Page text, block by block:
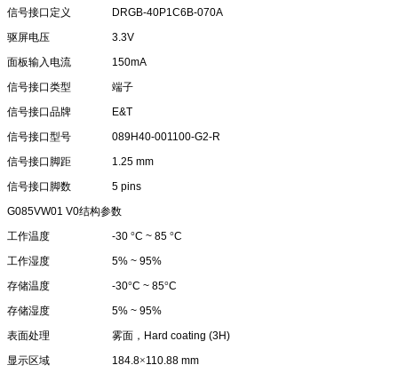
信号接口定义
DRGB-40P1C6B-070A
驱屏电压
3.3V
面板输入电流
150mA
信号接口类型
端子
信号接口品牌
E&T
信号接口型号
089H40-001100-G2-R
信号接口脚距
1.25 mm
信号接口脚数
5 pins
G085VW01 V0结构参数
工作温度
-30 °C ~ 85 °C
工作湿度
5% ~ 95%
存储温度
-30°C ~ 85°C
存储湿度
5% ~ 95%
表面处理
雾面， Hard coating (3H)
显示区域
184.8×110.88 mm